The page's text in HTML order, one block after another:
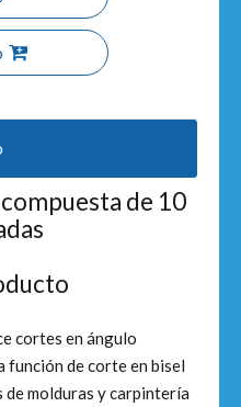
de 10
cortes en ángulo
función de corte en bisel
molduras y carpintería